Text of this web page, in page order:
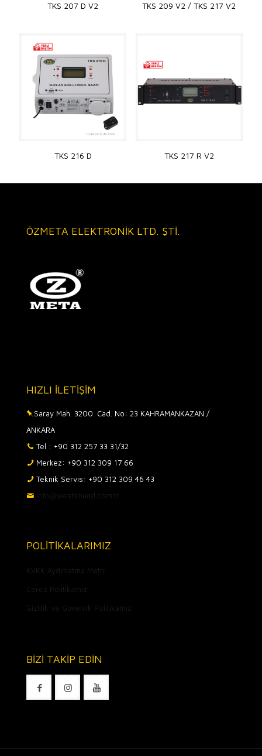
TKS 207 D V2 TKS 209 V2 / TKS 217 V2
TKS 216 D TKS 217 R V2
ÖZMETA ELEKTRONİK LTD. ŞTİ.
HIZLI İLETİŞİM
Saray Mah. 3200. Cad. No: 23 KAHRAMANKAZAN /
ANKARA
Tel : +90 312 257 33 31/32
Merkez: +90 312 309 17 66
Teknik Servis: +90 312 309 46 43
info@westsound.com.tr
POLİTİKALARIMIZ
KVKK Aydınlatma Metni
Çerez Politikamız
Gizlilik ve Güvenlik Politikamız
BİZİ TAKİP EDİN